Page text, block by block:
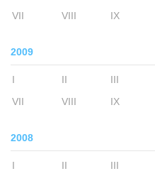
VII
VIII IX
2009
I II III
VII
VIII IX
2008
I II III